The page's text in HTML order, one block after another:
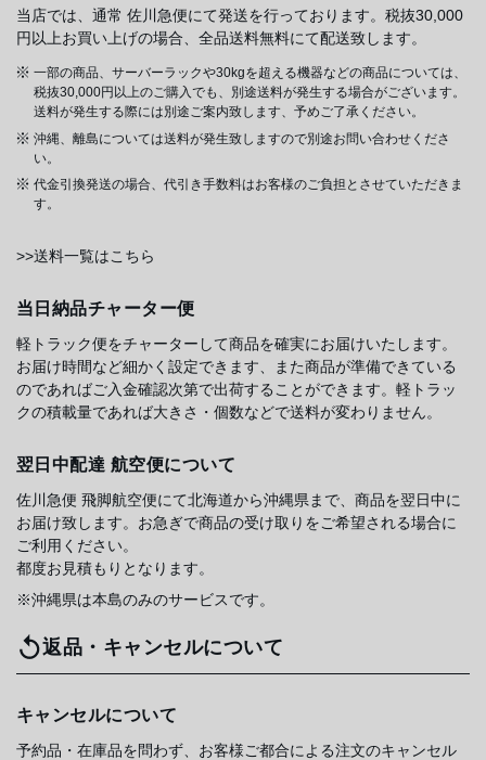
当店では、通常 佐川急便にて発送を行っております。税抜30,000
円以上お買い上げの場合、全品送料無料にて配送致します。
一部の商品、サーバーラックや30kgを超える機器などの商品については、
税抜30,000円以上のご購入でも、別途送料が発生する場合がございます。
送料が発生する際には別途ご案内致します、予めご了承ください。
沖縄、離島については送料が発生致しますので別途お問い合わせくださ
い。
代金引換発送の場合、代引き手数料はお客様のご負担とさせていただきま
す。
>>送料一覧はこちら
当日納品チャーター便
軽トラック便をチャーターして商品を確実にお届けいたします。
お届け時間など細かく設定できます、また商品が準備できている
のであればご入金確認次第で出荷することができます。軽トラッ
クの積載量であれば大きさ・個数などで送料が変わりません。
翌日中配達 航空便について
佐川急便 飛脚航空便にて北海道から沖縄県まで、商品を翌日中に
お届け致します。お急ぎで商品の受け取りをご希望される場合に
ご利用ください。
都度お見積もりとなります。
※沖縄県は本島のみのサービスです。
返品・キャンセルについて
キャンセルについて
予約品・在庫品を問わず、お客様ご都合による注文のキャンセル